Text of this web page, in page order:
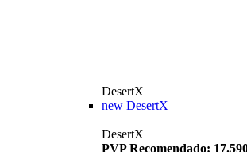
DesertX
new DesertX
DesertX
PVP Recomendado: